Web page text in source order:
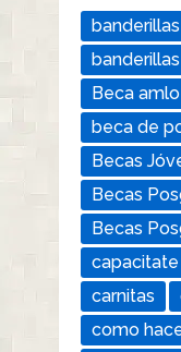
banderillas
Beca amlo
beca de
Becas
Becas
Becas
carnitas
como